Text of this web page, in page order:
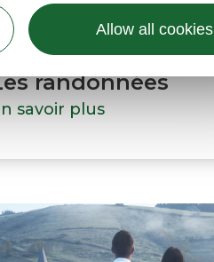
randonnées
savoir plus
Allow all cookies